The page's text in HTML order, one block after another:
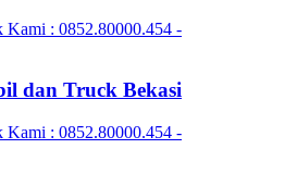
dan Truck Bekasi